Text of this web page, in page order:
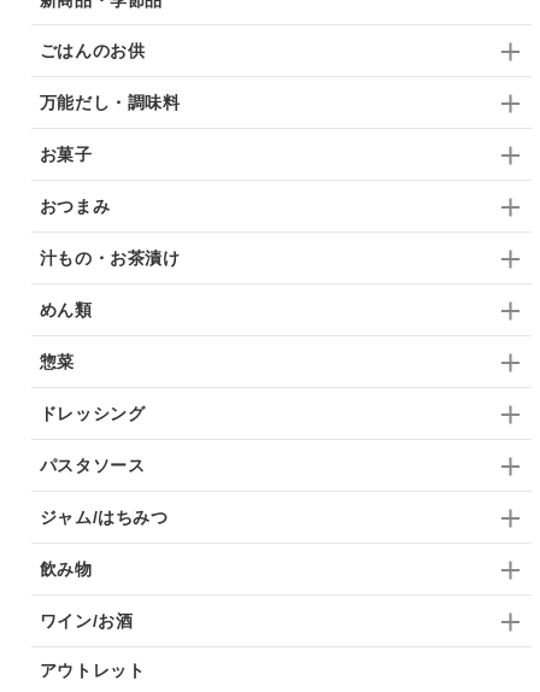
ごはんのお供
万能だし・調味料
お菓子
おつまみ
汁もの・お茶漬け
めん類
惣菜
ドレッシング
パスタソース
ジャム/はちみつ
飲み物
ワイン/お酒
アウトレット